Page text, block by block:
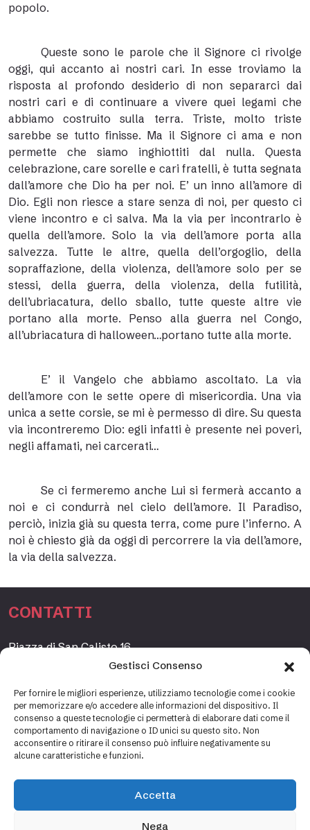
Gestisci Consenso
Per fornire le migliori esperienze, utilizziamo tecnologie come i cookie
per memorizzare e/o accedere alle informazioni del dispositivo. Il
consenso a queste tecnologie ci permetterà di elaborare dati come il
comportamento di navigazione o ID unici su questo sito. Non
acconsentire o ritirare il consenso può influire negativamente su
alcune caratteristiche e funzioni.
Accetta
Nega
popolo.
Queste sono le parole che il Signore ci rivolge
oggi, qui accanto ai nostri cari. In esse troviamo la
risposta al profondo desiderio di non separarci dai
nostri cari e di continuare a vivere quei legami che
abbiamo costruito sulla terra. Triste, molto triste
sarebbe se tutto finisse. Ma il Signore ci ama e non
permette che siamo inghiottiti dal nulla. Questa
celebrazione, care sorelle e cari fratelli, è tutta segnata
dall’amore che Dio ha per noi. E’ un inno all’amore di
Dio. Egli non riesce a stare senza di noi, per questo ci
viene incontro e ci salva. Ma la via per incontrarlo è
quella dell’amore. Solo la via dell’amore porta alla
salvezza. Tutte le altre, quella dell’orgoglio, della
sopraffazione, della violenza, dell’amore solo per se
stessi, della guerra, della violenza, della futilità,
dell’ubriacatura, dello sballo, tutte queste altre vie
portano alla morte. Penso alla guerra nel Congo,
all’ubriacatura di halloween…portano tutte alla morte.
E’ il Vangelo che abbiamo ascoltato. La via
dell’amore con le sette opere di misericordia. Una via
unica a sette corsie, se mi è permesso di dire. Su questa
via incontreremo Dio: egli infatti è presente nei poveri,
negli affamati, nei carcerati…
Se ci fermeremo anche Lui si fermerà accanto a
noi e ci condurrà nel cielo dell’amore. Il Paradiso,
perciò, inizia già su questa terra, come pure l’inferno. A
noi è chiesto già da oggi di percorrere la via dell’amore,
la via della salvezza.
CONTATTI
Piazza di San Calisto 16,
www.fondazioneetagrande.org
SEGRETERIA
info@fondazioneetagrande.it